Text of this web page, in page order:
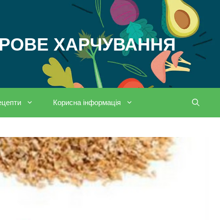
ХАРЧУВАННЯ
Корисна інформація